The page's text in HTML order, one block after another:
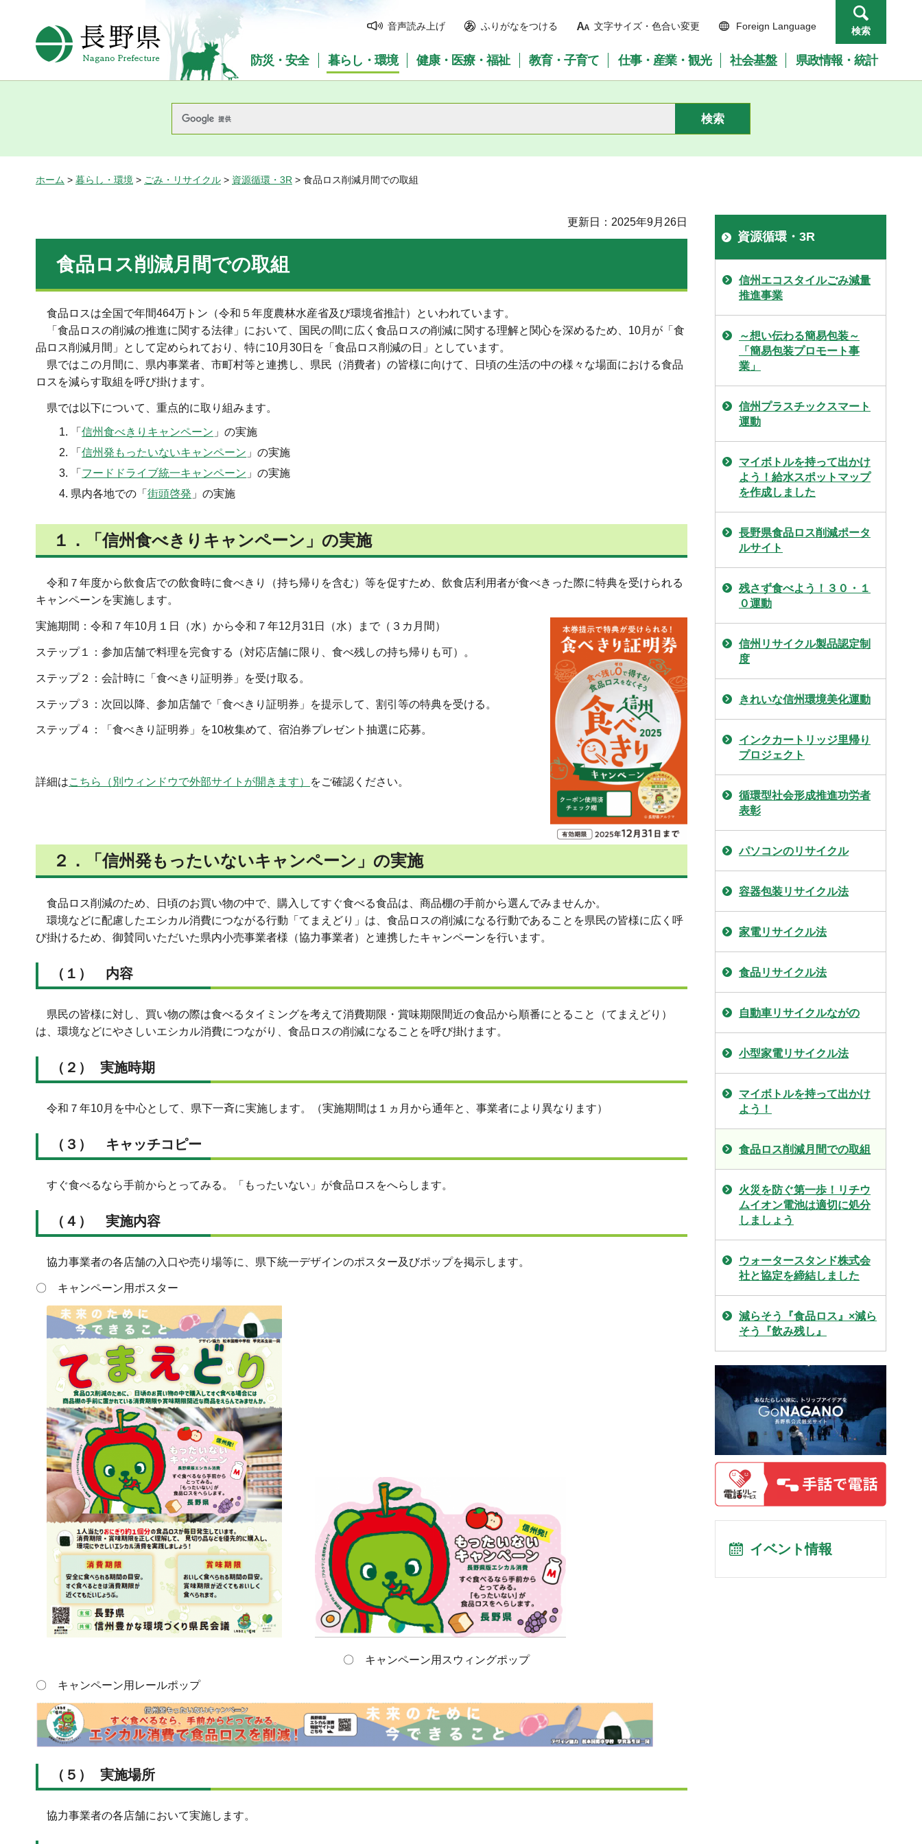
長野県Nagano Prefecture
音声読み上げ ふりがなをつける 文字サイズ・色合い変更 Foreign Language 検索
防災・安全 暮らし・環境 健康・医療・福祉 教育・子育て 仕事・産業・観光 社会基盤 県政情報・統計
ホーム > 暮らし・環境 > ごみ・リサイクル > 資源循環・3R > 食品ロス削減月間での取組
更新日：2025年9月26日
食品ロス削減月間での取組
食品ロスは全国で年間464万トン（令和５年度農林水産省及び環境省推計）といわれています。
「食品ロスの削減の推進に関する法律」において、国民の間に広く食品ロスの削減に関する理解と関心を深めるため、10月が「食
品ロス削減月間」として定められており、特に10月30日を「食品ロス削減の日」としています。
県ではこの月間に、県内事業者、市町村等と連携し、県民（消費者）の皆様に向けて、日頃の生活の中の様々な場面における食品
ロスを減らす取組を呼び掛けます。
県では以下について、重点的に取り組みます。
「信州食べきりキャンペーン 」の実施
「信州発もったいないキャンペーン 」の実施
「 フードドライブ統一キャンペーン 」の実施
県内各地での「街頭啓発 」の実施
１．「信州食べきりキャンペーン 」の実施
令和７年度から飲食店での飲食時に食べきり（持ち帰りを含む）等を促すため、飲食店利用者が食べきった際に特典を受けられる
キャンペーンを実施します。
実施期間：令和７年10月１日（水）から令和７年12月31日（水）まで（３カ月間）
ステップ１：参加店舗で料理を完食する（対応店舗に限り、食べ残しの持ち帰りも可）。
ステップ２：会計時に「食べきり証明券」を受け取る。
ステップ３：次回以降、参加店舗で「食べきり証明券」を提示して、割引等の特典を受ける。
ステップ４：「食べきり証明券」を10枚集めて、宿泊券プレゼント抽選に応募。
詳細はこちら（別ウィンドウで外部サイトが開きます） をご確認ください。
２．「信州発もったいないキャンペーン 」の実施
食品ロス削減のため、日頃のお買い物の中で、購入してすぐ食べる食品は、商品棚の手前から選んでみませんか。
環境などに配慮したエシカル消費につながる行動「てまえどり」は、食品ロスの削減になる行動であることを県民の皆様に広く呼
び掛けるため、御賛同いただいた県内小売事業者様（協力事業者）と連携したキャンペーンを行います。
（１） 内容
県民の皆様に対し、買い物の際は食べるタイミングを考えて消費期限・賞味期限間近の食品から順番にとること（てまえどり）
は、環境などにやさしいエシカル消費につながり、食品ロスの削減になることを呼び掛けます。
（２） 実施時期
令和７年10月を中心として、県下一斉に実施します。（実施期間は１ヵ月から通年と、事業者により異なります）
（３） キャッチコピー
すぐ食べるなら手前からとってみる。「もったいない」が食品ロスをへらします。
（４） 実施内容
協力事業者の各店舗の入口や売り場等に、県下統一デザインのポスター及びポップを掲示します。
〇 キャンペーン用ポスター
〇 キャンペーン用スウィングポップ
〇 キャンペーン用レールポップ
（５） 実施場所
協力事業者の各店舗において実施します。
資源循環・3R
信州エコスタイルごみ減量
推進事業
～想い伝わる簡易包装～
「簡易包装プロモート事
業」
信州プラスチックスマート
運動
マイボトルを持って出かけ
よう！給水スポットマップ
を作成しました
長野県食品ロス削減ポータ
ルサイト
残さず食べよう！３０・１
０運動
信州リサイクル製品認定制
度
きれいな信州環境美化運動
インクカートリッジ里帰り
プロジェクト
循環型社会形成推進功労者
表彰
パソコンのリサイクル
容器包装リサイクル法
家電リサイクル法
食品リサイクル法
自動車リサイクルながの
小型家電リサイクル法
マイボトルを持って出かけ
よう！
食品ロス削減月間での取組
火災を防ぐ第一歩！リチウ
ムイオン電池は適切に処分
しましょう
ウォータースタンド株式会
社と協定を締結しました
減らそう『食品ロス』×減ら
そう『飲み残し』
イベント情報